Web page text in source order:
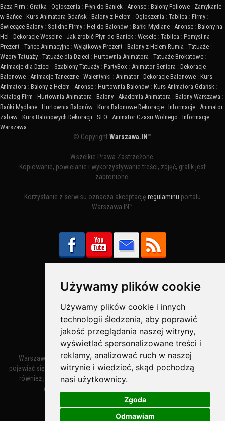
Używamy plików cookie
Używamy plików cookie i innych
technologii śledzenia, aby poprawić
jakość przeglądania naszej witryny,
wyświetlać spersonalizowane treści i
reklamy, analizować ruch w naszej
witrynie i wiedzieć, skąd pochodzą
nasi użytkownicy.
Zgoda
Odmawiam
Baza Firm : Gratka : Ogłoszenia : Płyn do Baniek : Anonse : Balony Foliowe : Zamykanie
w Bańce : Kurs Animatora Gdańsk : Balony z Helem : Ogłoszenia : Tablica : Firmy :
Świecące Balony : Solidne Firmy : Hel do Balonów : Bańki Mydlane : Anonse : Balony na
Hel : Dekoracje Weselne : Jak zrobić Płyn do Baniek : Wesele : Tablica : Pomysł na
Prezent : Tańce Animacyjne : Wyjątkowy Prezent : Balony z Helem Rumia : Tatuaże :
Wzory Tatuaży : Tatuaże dla Dzieci : Hurtownia Animatora : Tatuaże Brokatowe :
Animacje dla Dzieci : Szablony Tatuaży : PartyBox : Animator Seniora : Dekoracje
Balonowe : Animacje Taneczne : Walentynki : Animator : Dekoracje Balonowe : Kurs
Animatora : Balony z Helem : Anonse : Hurtownia Balonów : Kurs Animatora Gdańsk :
Katalog Firm : Hurtownia Animatora : Balony : Akademia Animatora : Balony Warszawa :
Bańki Mydlane : Hurtownia Balonów : Kurs Balonowe Dekoracje : Informacje : Animator
Zabaw : Kurs Balonowych Dekoracji : SEO : Animator Czasu Wolnego : Informacje
Warszawa
© CopyrightWarszawa.IN ™
Wszelkie Prawa Zastrzeżone.
Kopiowanie, powielanie i wykorzystywanie treści, zdjęć, grafik jest
zabronione.
Korzystanie z serwisu oznacza akceptację regulaminu portalu
Warszawa.IN™
Bezpieczne Płatności obsługuje:
Warszawa – miasto stołeczne Warszawa. Nazwa miasta zaczęła
pojawiać się w dokumentach w XIV wieku jako Warszewa, a od XV wieku
również jako Warszowa. Zmiana nazwy na Warszawa w XV wieku
wynikała z mazowieckiej wymowy dialektycznej.